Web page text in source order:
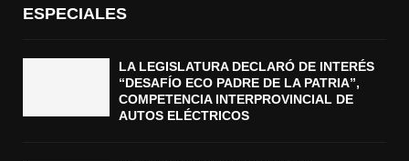
ESPECIALES
LA LEGISLATURA DECLARÓ DE INTERÉS
“DESAFÍO ECO PADRE DE LA PATRIA”,
COMPETENCIA INTERPROVINCIAL DE
AUTOS ELÉCTRICOS